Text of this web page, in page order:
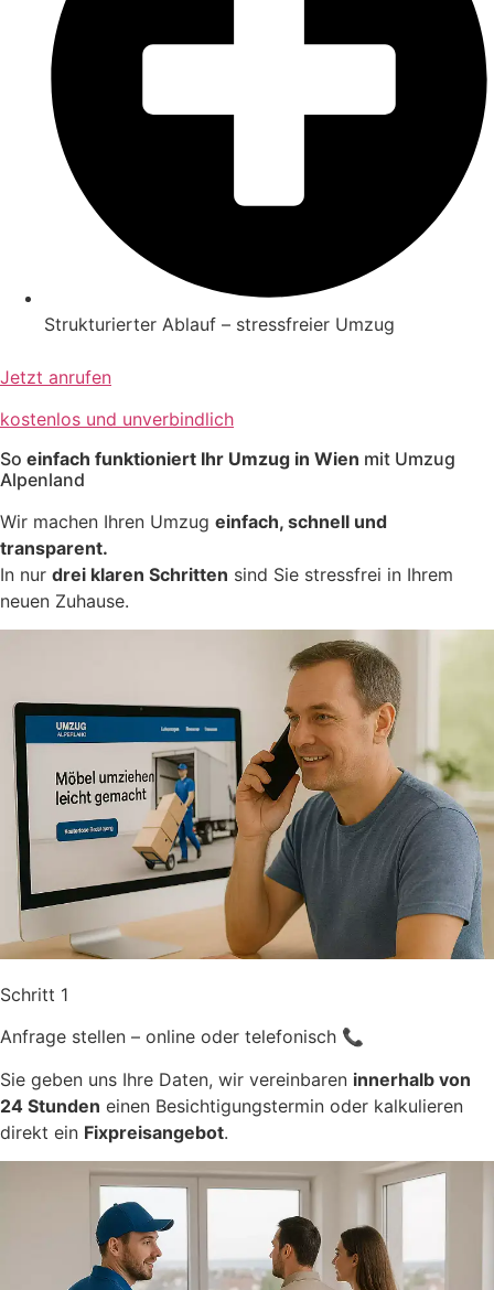
Strukturierter Ablauf – stressfreier Umzug
Jetzt anrufen
kostenlos und unverbindlich
So einfach funktioniert Ihr Umzug in Wien mit Umzug
Alpenland
Wir machen Ihren Umzug einfach, schnell und
transparent.
In nur drei klaren Schritten sind Sie stressfrei in Ihrem
neuen Zuhause.
Schritt 1
Anfrage stellen – online oder telefonisch 📞
Sie geben uns Ihre Daten, wir vereinbaren innerhalb von
24 Stunden einen Besichtigungstermin oder kalkulieren
direkt ein Fixpreisangebot.